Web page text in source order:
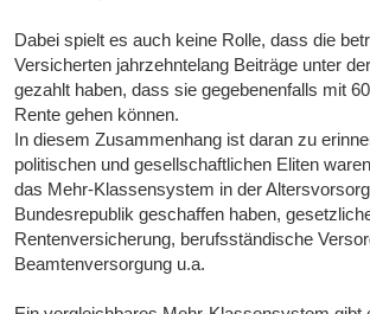
Dabei spielt es auch keine Rolle, dass die
Versicherten jahrzehntelang Beiträge unter
gezahlt haben, dass sie gegebenenfalls mit
Rente gehen können.
In diesem Zusammenhang ist daran zu
politischen und gesellschaftlichen Eliten
das Mehr-Klassensystem in der
Bundesrepublik geschaffen haben,
Rentenversicherung, berufsständische
Beamtenversorgung u.a.